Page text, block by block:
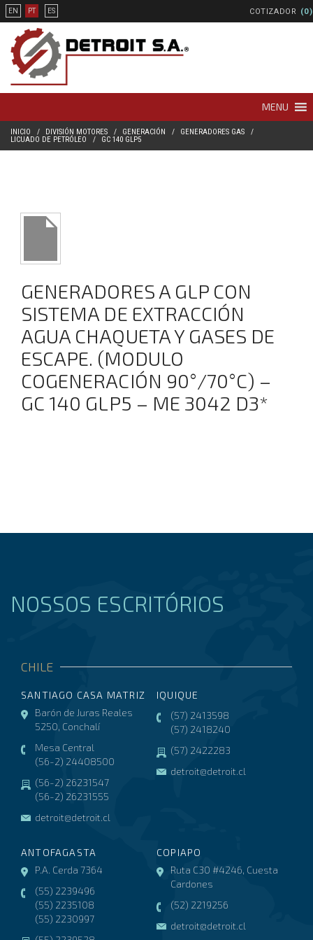
COTIZADOR (0)
EN PT ES
MENU
INICIO DIVISIÓN MOTORES GENERACIÓN
GENERADORES GAS
LICUADO DE PETRÓLEO
GC 140 GLP5
GENERADORES A GLP CON
SISTEMA DE EXTRACCIÓN
AGUA CHAQUETA Y GASES DE
ESCAPE. (MODULO
COGENERACIÓN 90°/70°C) –
GC 140 GLP5 – ME 3042 D3*
NOSSOS ESCRITÓRIOS
CHILE
SANTIAGO CASA MATRIZ
Barón de Juras Reales
5250, Conchalí
Mesa Central
(56-2) 24408500
(56-2) 26231547
(56-2) 26231555
detroit@detroit.cl
IQUIQUE
(57) 2413598
(57) 2418240
(57) 2422283
detroit@detroit.cl
ANTOFAGASTA
P.A. Cerda 7364
(55) 2239496
(55) 2235108
(55) 2230997
COPIAPO
Ruta C30 #4246, Cuesta
Cardones
(52) 2219256
detroit@detroit.cl